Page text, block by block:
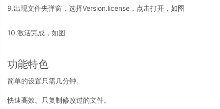
9.出现文件夹弹窗，选择Version.license，点击打开，如图
10.激活完成，如图
功能特色
简单的设置只需几分钟。
快速高效。只复制修改过的文件。